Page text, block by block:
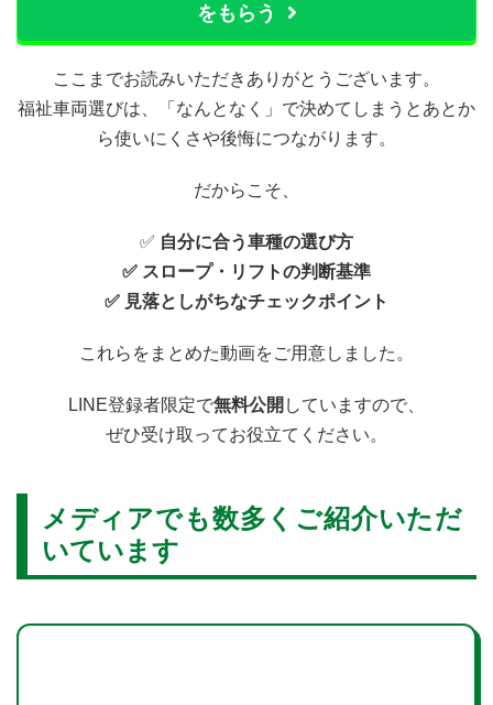
をもらう
ここまでお読みいただきありがとうございます。
福祉車両選びは、「なんとなく」で決めてしまうとあとか
ら使いにくさや後悔につながります。
だからこそ、
✅ 自分に合う車種の選び方
✅ スロープ・リフトの判断基準
✅ 見落としがちなチェックポイント
これらをまとめた動画をご用意しました。
LINE登録者限定で無料公開 していますので、
ぜひ受け取ってお役立てください。
メディアでも数多くご紹介いただ
いています